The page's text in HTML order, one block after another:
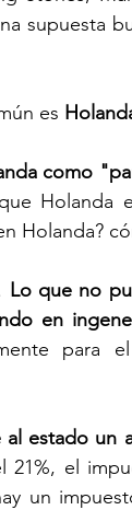
supuesta
es
como
Holanda
Holanda?
Lo que no
en
estado un
el
un